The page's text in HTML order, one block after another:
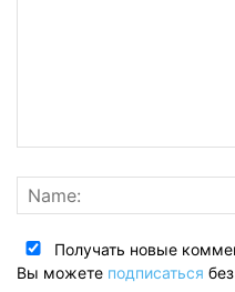
Получать новые
Вы можете подписаться